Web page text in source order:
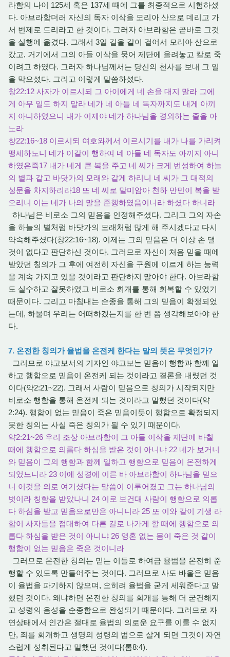
라함의 나이 125세 혹은 137세 때에 그를 최종적으로 시험하셨
다. 아브라함더러 자신의 독자 이삭을 모리아 산으로 데리고 가
서 번제로 드리라고 한 것이다. 그러자 아브라함은 곧바로 그것
을 실행에 옮겼다. 그래서 3일 길을 같이 걸어서 모리아 산으로
갔고, 거기에서 그의 아들 이삭을 묶어 제단에 올려놓고 칼로 죽
이려고 하였다. 그러자 하나님께서는 당신의 천사를 보내 그 일
을 막으셨다. 그리고 이렇게 말씀하셨다.
창22:12 사자가 이르시되 그 아이에게 네 손을 대지 말라 그에
게 아무 일도 하지 말라 네가 네 아들 네 독자까지도 내게 아끼
지 아니하였으니 내가 이제야 네가 하나님을 경외하는 줄을 아
노라
창22:16~18 이르시되 여호와께서 이르시기를 내가 나를 가리켜
맹세하노니 네가 이같이 행하여 네 아들 네 독자도 아끼지 아니
하였은즉17 내가 네게 큰 복을 주고 네 씨가 크게 번성하여 하늘
의 별과 같고 바닷가의 모래와 같게 하리니 네 씨가 그 대적의
성문을 차지하리라18 또 네 씨로 말미암아 천하 만민이 복을 받
으리니 이는 네가 나의 말을 준행하였음이니라 하셨다 하니라
하나님은 비로소 그의 믿음을 인정해주셨다. 그리고 그의 자손
을 하늘의 별처럼 바닷가의 모래처럼 많게 해 주시겠다고 다시
약속해주셨다(창22:16~18). 이제는 그의 믿음은 더 이상 손 댈
것이 없다고 판단하신 것이다. 그러므로 자신이 처음 믿을 때에
받았던 칭의가 그 후에 여전히 자신을 구원에 이르게 하는 능력
을 계속 가지고 있을 것이라고 판단하지 말아야 한다. 아브라함
도 실수하고 잘못하였고 비로소 회개를 통해 회복할 수 있었기
때문이다. 그리고 마침내는 순종을 통해 그의 믿음이 확정되었
는데, 하물며 우리는 어떠하겠는지를 한 번 쯤 생각해보아야 한
다.
7. 온전한 칭의가 율법을 온전케 한다는 말의 뜻은 무엇인가?
그러므로 야고보서의 기자인 야고보는 믿음이 행함과 함께 일
하고 행함으로 믿음이 온전케 되는 것이라고 결론을 내렸던 것
이다(약2:21~22). 그래서 사람이 믿음으로 칭의가 시작되지만
비로소 행함을 통해 온전케 되는 것이라고 말했던 것이다(약
2:24). 행함이 없는 믿음이 죽은 믿음이듯이 행함으로 확정되지
못한 칭의는 사실 죽은 칭의가 될 수 있기 때문이다.
약2:21~26 우리 조상 아브라함이 그 아들 이삭을 제단에 바칠
때에 행함으로 의롭다 하심을 받은 것이 아니냐 22 네가 보거니
와 믿음이 그의 행함과 함께 일하고 행함으로 믿음이 온전하게
되었느니라 23 이에 성경에 이른 바 아브라함이 하나님을 믿으
니 이것을 의로 여기셨다는 말씀이 이루어졌고 그는 하나님의
벗이라 칭함을 받았나니 24 이로 보건대 사람이 행함으로 의롭
다 하심을 받고 믿음으로만은 아니니라 25 또 이와 같이 기생 라
합이 사자들을 접대하여 다른 길로 나가게 할 때에 행함으로 의
롭다 하심을 받은 것이 아니냐 26 영혼 없는 몸이 죽은 것 같이
행함이 없는 믿음은 죽은 것이니라
그러므로 온전한 칭의는 믿는 이들로 하여금 율법을 온전히 준
행할 수 있도록 만들어주는 것이다. 그러므로 사도 바울은 믿음
이 율법을 파기하지 않으며, 오히려 율법을 굳게 세워준다고 말
했던 것이다. 왜냐하면 온전한 칭의를 회개를 통해 더 굳건해지
고 성령의 음성을 순종함으로 완성되기 때문이다. 그러므로 자
연상태에서 인간은 절대로 율법의 의로운 요구를 이룰 수 없지
만, 죄를 회개하고 생명의 성령의 법으로 살게 되면 그것이 자연
스럽게 성취된다고 말했던 것이다(롬8:4).